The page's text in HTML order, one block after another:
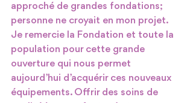
approché de grandes fondations;
personne ne croyait en mon projet.
Je remercie la Fondation et toute la
population pour cette grande
ouverture qui nous permet
aujourd’hui d’acquérir ces nouveaux
équipements. Offrir des soins de